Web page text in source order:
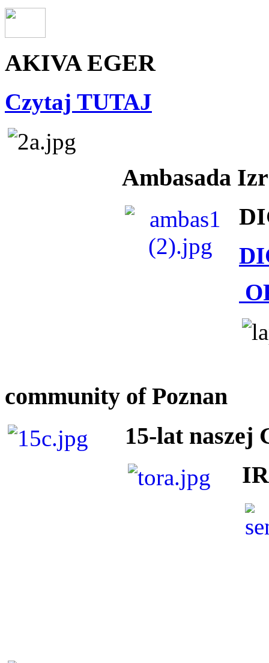
AKIVA EGER
Czytaj TUTAJ
Ambasada
community of Poznan
15-lat naszej